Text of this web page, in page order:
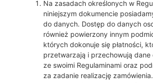
Na zasadach określonych w
niniejszym dokumencie
do danych. Dostęp do danych
również powierzony innym
których dokonuje się płatności,
przetwarzają i przechowują
ze swoimi Regulaminami oraz
za zadanie realizację